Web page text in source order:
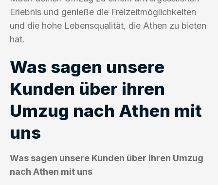
Erlebnis und genieße die Freizeitmöglichkeiten
und die hohe Lebensqualität, die Athen zu bieten
hat.
Was sagen unsere
Kunden über ihren
Umzug nach Athen mit
uns
Was sagen unsere Kunden über ihren Umzug
nach Athen mit uns